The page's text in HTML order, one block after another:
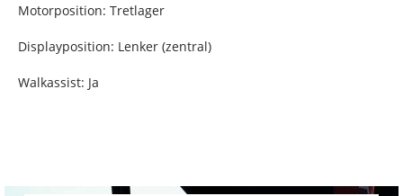
Motorposition: Tretlager
Displayposition: Lenker (zentral)
Walkassist: Ja